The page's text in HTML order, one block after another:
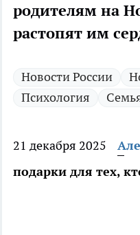
родителям на
растопят им
Новости России
Психология
21 декабря 2025
подарки для тех,